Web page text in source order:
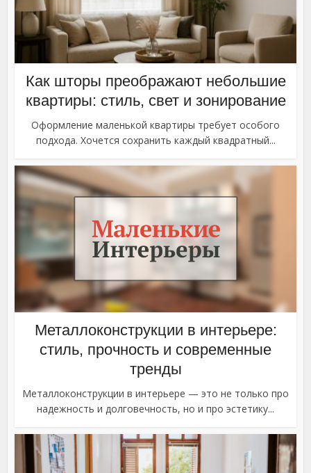
Как шторы преображают небольшие
квартиры: стиль, свет и зонирование
Оформление маленькой квартиры требует особого
подхода. Хочется сохранить каждый квадратный...
Металлоконструкции в интерьере:
стиль, прочность и современные
тренды
Металлоконструкции в интерьере — это не только про
надежность и долговечность, но и про эстетику...